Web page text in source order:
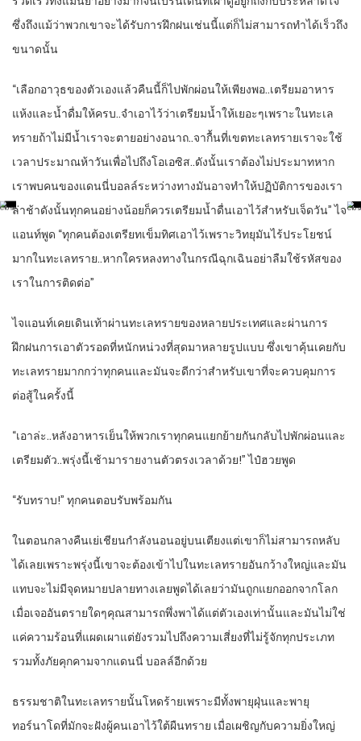
ซึ่งถึงแม้ว่าพวกเขาจะได้รับการฝึกฝนเช่นนี้แต่ก็ไม่สามารถทำได้เร็วถึง
ขนาดนั้น
“เลือกอาวุธของตัวเองแล้วคืนนี้ก็ไปพักผ่อนให้เพียงพอ..เตรียมอาหาร
แห้งและน้ำดื่มให้ครบ..จำเอาไว้ว่าเตรียมน้ำให้เยอะๆเพราะในทะเล
ทรายถ้าไม่มีน้ำเราจะตายอย่างอนาถ..จากื้นที่เขตทะเลทรายเราจะใช้
เวลาประมาณห้าวันเพื่อไปถึงโอเอซิส..ดังนั้นเราต้องไม่ประมาทหาก
เราพบคนของแดนนี่บอลล์ระหว่างทางมันอาจทำให้ปฏิบัติการของเรา
ล่าช้าดังนั้นทุกคนอย่างน้อยก็ควรเตรียมน้ำดื่นเอาไว้สำหรับเจ็ดวัน” ไจ
แอนท์พูด “ทุกคนต้องเตรียทเข็มทิศเอาไว้เพราะวิทยุมันไร้ประโยชน์
มากในทะเลทราย..หากใครหลงทางในกรณีฉุกเฉินอย่าลืมใช้รหัสของ
เราในการติดต่อ”
ไจแอนท์เคยเดินเท้าผ่านทะเลทรายของหลายประเทศและผ่านการ
ฝึกฝนการเอาตัวรอดที่หนักหน่วงที่สุดมาหลายรูปแบบ ซึ่งเขาคุ้นเคยกับ
ทะเลทรายมากกว่าทุกคนและมันจะดีกว่าสำหรับเขาที่จะควบคุมการ
ต่อสู้ในครั้งนี้
“เอาล่ะ..หลังอาหารเย็นให้พวกเราทุกคนแยกย้ายกันกลับไปพักผ่อนและ
เตรียมตัว..พรุ่งนี้เช้ามารายงานตัวตรงเวลาด้วย!” ไป๋ฮวยพูด
“รับทราบ!” ทุกคนตอบรับพร้อมกัน
ในตอนกลางคืนเย่เชียนกำลังนอนอยู่บนเตียงแต่เขาก็ไม่สามารถหลับ
ได้เลยเพราะพรุ่งนี้เขาจะต้องเข้าไปในทะเลทรายอันกว้างใหญ่และมัน
แทบจะไม่มีจุดหมายปลายทางเลยพูดได้เลยว่ามันถูกแยกออกจากโลก
เมื่อเจออันตรายใดๆคุณสามารถพึ่งพาได้แต่ตัวเองเท่านั้นและมันไม่ใช่
แค่ความร้อนที่แผดเผาแต่ยังรวมไปถึงความเสี่ยงที่ไม่รู้จักทุกประเภท
รวมทั้งภัยคุกคามจากแดนนี่ บอลล์อีกด้วย
ธรรมชาติในทะเลทรายนั้นโหดร้ายเพราะมีทั้งพายุฝุ่นและพายุ
ทอร์นาโดที่มักจะฝังผู้คนเอาไว้ใต้ผืนทราย เมื่อเผชิญกับความยิ่งใหญ่